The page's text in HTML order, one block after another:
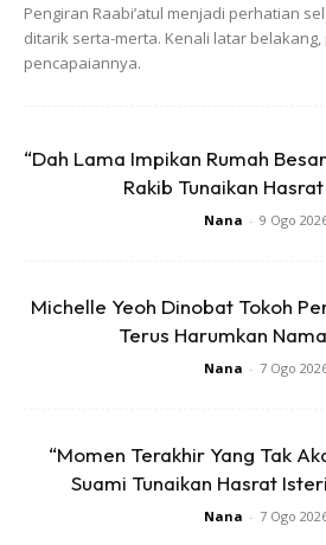
Kemudian, rendaman tadi ditapis
diminum. Boleh juga ditambah
Dengan izin Allah, 1jam selepas
dah hilang. Hari ni dah sihat
Pengiran Raabi’atul menjadi perhatian
ditarik serta-merta. Kenali latar
pencapaiannya.
“Dah Lama Impikan Rumah
Rakib Tunaikan
Nana - 9 Ogo
Michelle Yeoh Dinobat Tokoh
Terus Harumkan
Nana - 7 Ogo
“Momen Terakhir Yang Tak
Suami Tunaikan Hasrat
Nana - 7 Ogo